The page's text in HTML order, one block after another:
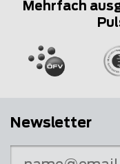
Mehrfach
Newsletter